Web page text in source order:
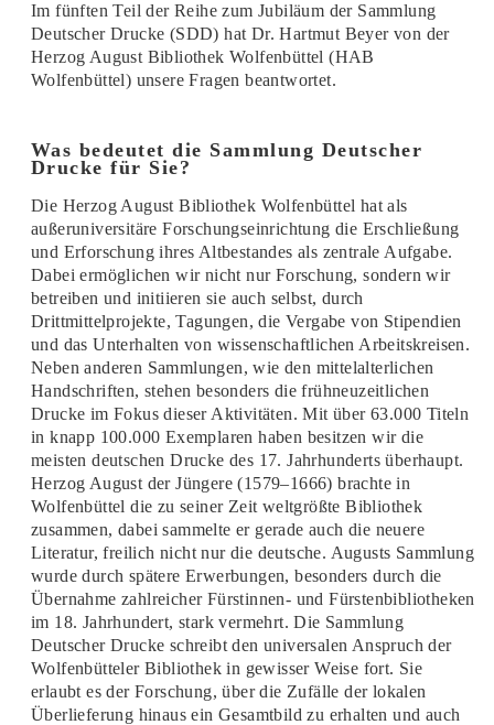
Im fünften Teil der Reihe zum Jubiläum der Sammlung
Deutscher Drucke (SDD) hat Dr. Hartmut Beyer von der
Herzog August Bibliothek Wolfenbüttel (HAB
Wolfenbüttel) unsere Fragen beantwortet.
Was bedeutet die Sammlung Deutscher
Drucke für Sie?
Die Herzog August Bibliothek Wolfenbüttel hat als
außeruniversitäre Forschungseinrichtung die Erschließung
und Erforschung ihres Altbestandes als zentrale Aufgabe.
Dabei ermöglichen wir nicht nur Forschung, sondern wir
betreiben und initiieren sie auch selbst, durch
Drittmittelprojekte, Tagungen, die Vergabe von Stipendien
und das Unterhalten von wissenschaftlichen Arbeitskreisen.
Neben anderen Sammlungen, wie den mittelalterlichen
Handschriften, stehen besonders die frühneuzeitlichen
Drucke im Fokus dieser Aktivitäten. Mit über 63.000 Titeln
in knapp 100.000 Exemplaren haben besitzen wir die
meisten deutschen Drucke des 17. Jahrhunderts überhaupt.
Herzog August der Jüngere (1579–1666) brachte in
Wolfenbüttel die zu seiner Zeit weltgrößte Bibliothek
zusammen, dabei sammelte er gerade auch die neuere
Literatur, freilich nicht nur die deutsche. Augusts Sammlung
wurde durch spätere Erwerbungen, besonders durch die
Übernahme zahlreicher Fürstinnen- und Fürstenbibliotheken
im 18. Jahrhundert, stark vermehrt. Die Sammlung
Deutscher Drucke schreibt den universalen Anspruch der
Wolfenbütteler Bibliothek in gewisser Weise fort. Sie
erlaubt es der Forschung, über die Zufälle der lokalen
Überlieferung hinaus ein Gesamtbild zu erhalten und auch